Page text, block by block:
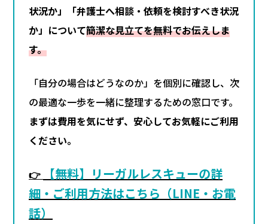
状況か」「弁護士へ相談・依頼を検討すべき状況
か」について簡潔な見立てを無料でお伝えしま
す。
「自分の場合はどうなのか」を個別に確認し、次
の最適な一歩を一緒に整理するための窓口です。
まずは費用を気にせず、安心してお気軽にご利用
ください。
👉
【無料】リーガルレスキューの詳
細・ご利用方法はこちら（LINE・お電
話）